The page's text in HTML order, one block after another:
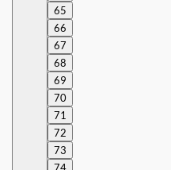
65
66
67
68
69
70
71
72
73